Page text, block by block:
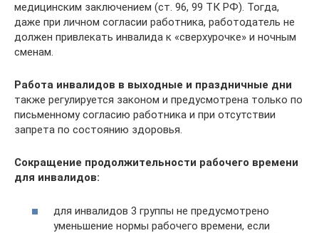
медицинским заключением (ст. 96, 99 ТК РФ). Тогда,
даже при личном согласии работника, работодатель не
должен привлекать инвалида к «сверхурочке» и ночным
сменам.
Работа инвалидов в выходные и праздничные дни
также регулируется законом и предусмотрена только по
письменному согласию работника и при отсутствии
запрета по состоянию здоровья.
Сокращение продолжительности рабочего времени
для инвалидов:
для инвалидов 3 группы не предусмотрено
уменьшение нормы рабочего времени, если